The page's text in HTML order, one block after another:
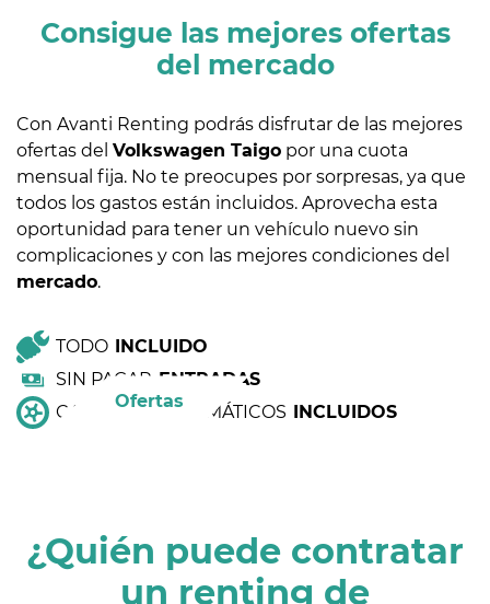
Ofertas
Consigue las mejores ofertas
del mercado
Con Avanti Renting podrás disfrutar de las mejores
ofertas del Volkswagen Taigo por una cuota
mensual fija. No te preocupes por sorpresas, ya que
todos los gastos están incluidos. Aprovecha esta
oportunidad para tener un vehículo nuevo sin
complicaciones y con las mejores condiciones del
mercado.
TODO INCLUIDO
SIN PAGAR ENTRADAS
CAMBIO DE NEUMÁTICOS INCLUIDOS
¿Quién puede contratar
un renting de